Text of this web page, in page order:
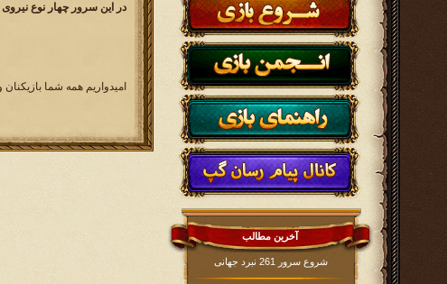
آخرین مطالب
شروع سرور 261 نبرد جهانی
در این سرور چهار نوع
امیدواریم همه شما